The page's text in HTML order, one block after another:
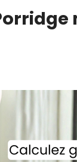
Je
des
Je